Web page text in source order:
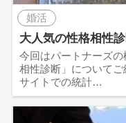
婚活
大人気の性格相性
今回はパートナーズ
相性診断」について
サイトでの統計…